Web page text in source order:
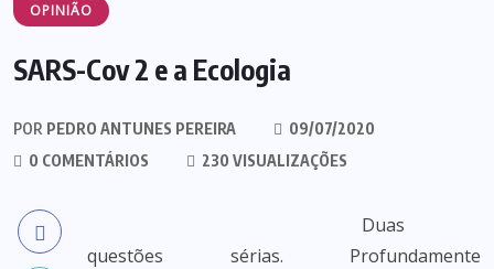
OPINIÃO
SARS-Cov 2 e a Ecologia
POR PEDRO ANTUNES PEREIRA
09/07/2020
0 COMENTÁRIOS
230 VISUALIZAÇÕES
Duas
questões sérias. Profundamente